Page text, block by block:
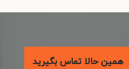
همین حالا تماس بگیرید